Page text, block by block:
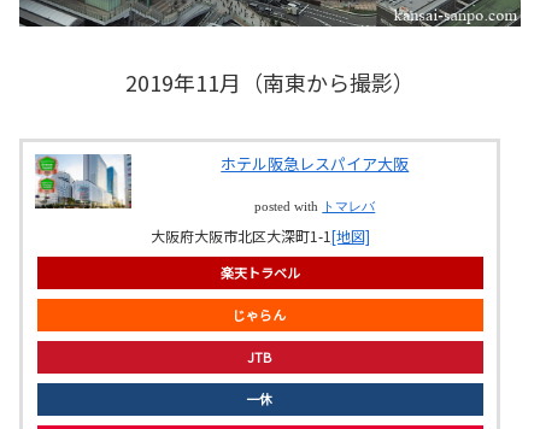
2019年11月（南東から撮影）
ホテル阪急レスパイア大阪
posted with トマレバ
大阪府大阪市北区大深町1-1[地図]
楽天トラベル
じゃらん
JTB
一休